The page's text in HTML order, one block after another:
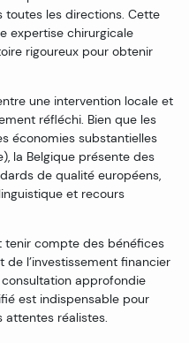
les directions. Cette
expertise chirurgicale
rigoureux pour obtenir
une intervention locale et
réfléchi. Bien que les
économies substantielles
la Belgique présente des
de qualité européens,
et recours
tenir compte des bénéfices
l’investissement financier
approfondie
est indispensable pour
attentes réalistes.